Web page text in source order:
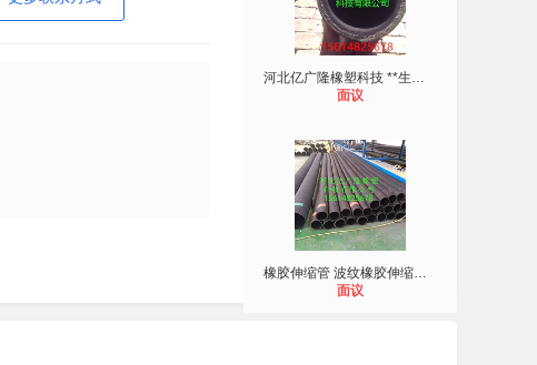
河北亿广隆橡塑科技 **生产外径50m
面议
橡胶伸缩管 波纹橡胶伸缩管 通风橡胶
面议